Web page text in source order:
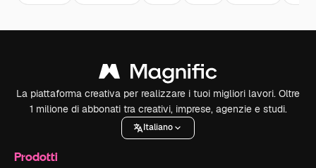
La piattaforma creativa per realizzare i tuoi migliori lavori. Oltre
1 milione di abbonati tra creativi, imprese, agenzie e studi.
Italiano
Prodotti